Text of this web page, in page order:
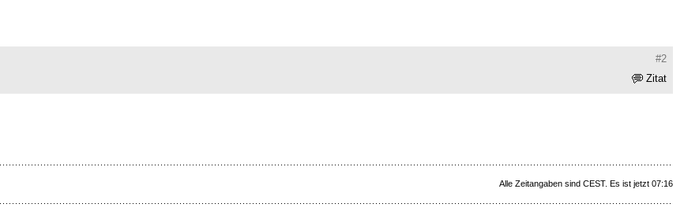
#2
Zitat
Alle Zeitangaben sind CEST. Es ist jetzt 07:16